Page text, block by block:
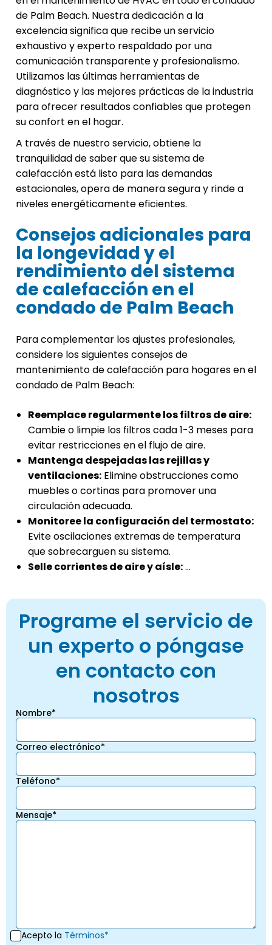
de Palm Beach. Nuestra dedicación a la
excelencia significa que recibe un servicio
exhaustivo y experto respaldado por una
comunicación transparente y profesionalismo.
Utilizamos las últimas herramientas de
diagnóstico y las mejores prácticas de la industria
para ofrecer resultados confiables que protegen
su confort en el hogar.
A través de nuestro servicio, obtiene la
tranquilidad de saber que su sistema de
calefacción está listo para las demandas
estacionales, opera de manera segura y rinde a
niveles energéticamente eficientes.
Consejos adicionales para
la longevidad y el
rendimiento del sistema
de calefacción en el
condado de Palm Beach
Para complementar los ajustes profesionales,
considere los siguientes consejos de
mantenimiento de calefacción para hogares en el
condado de Palm Beach:
Reemplace regularmente los filtros de aire:
Cambie o limpie los filtros cada 1-3 meses para
evitar restricciones en el flujo de aire.
Mantenga despejadas las rejillas y
ventilaciones: Elimine obstrucciones como
muebles o cortinas para promover una
circulación adecuada.
Monitoree la configuración del termostato:
Evite oscilaciones extremas de temperatura
que sobrecarguen su sistema.
Selle corrientes de aire y aísle:...
Programe el servicio de
un experto o póngase
en contacto con
nosotros
Nombre*
Correo electrónico*
Teléfono*
Mensaje*
Acepto la Términos*